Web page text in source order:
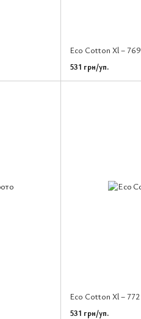
Eco Cotton Xl – 769
531 грн/уп.
Eco Cotton Xl – 772
531 грн/уп.